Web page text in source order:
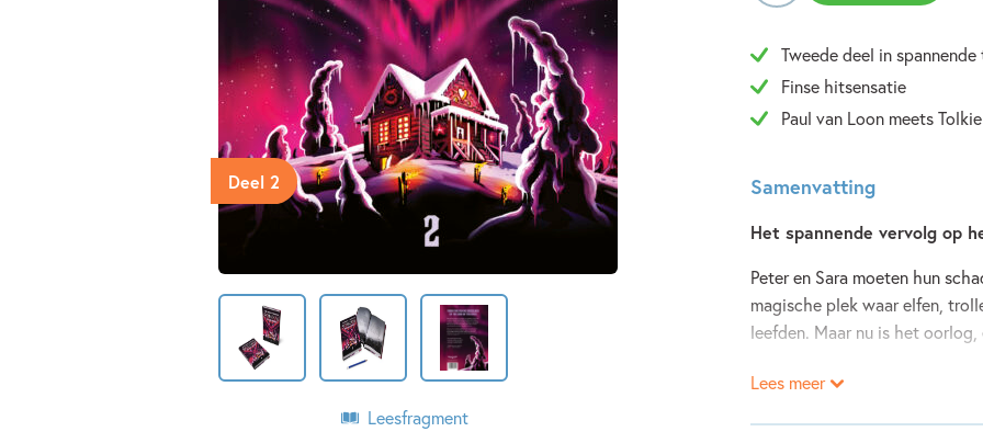
Deel 2
Leesfragment
Tweede deel in
Finse hitsensatie
Paul van Loon meets
Samenvatting
Het spannende vervolg op
Peter en Sara moeten hun
magische plek waar elfen,
leefden. Maar nu is het
In deze winterse wereld
Lees meer